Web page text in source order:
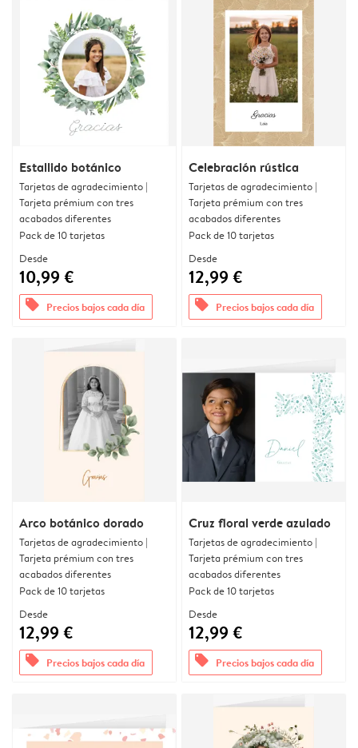
Estallido botánico
Tarjetas de agradecimiento |
Tarjeta prémium con tres
acabados diferentes
Pack de 10 tarjetas
Desde
10,99 €
offers Precios bajos cada día
Celebración rústica
Tarjetas de agradecimiento |
Tarjeta prémium con tres
acabados diferentes
Pack de 10 tarjetas
Desde
12,99 €
offers Precios bajos cada día
Arco botánico dorado
Tarjetas de agradecimiento |
Tarjeta prémium con tres
acabados diferentes
Pack de 10 tarjetas
Desde
12,99 €
offers Precios bajos cada día
Cruz floral verde azulado
Tarjetas de agradecimiento |
Tarjeta prémium con tres
acabados diferentes
Pack de 10 tarjetas
Desde
12,99 €
offers Precios bajos cada día